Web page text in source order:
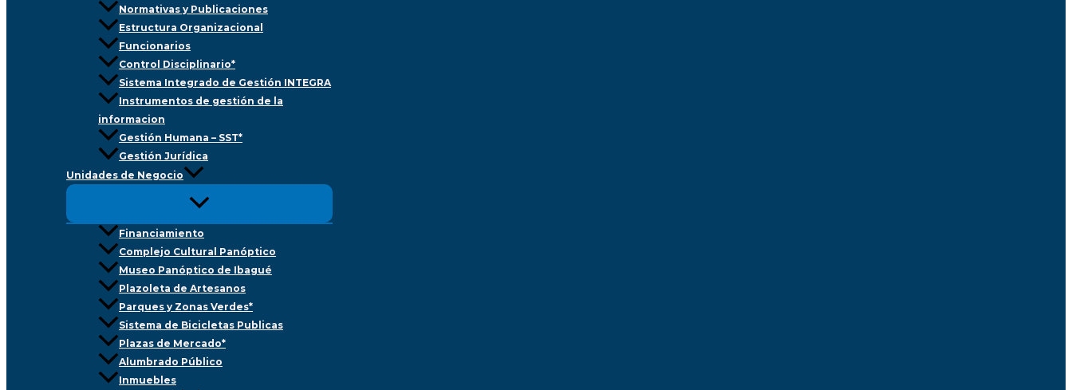
Normativas y Publicaciones
Estructura Organizacional
Funcionarios
Control Disciplinario*
Sistema Integrado de Gestión INTEGRA
Instrumentos de gestión de la
informacion
Gestión Humana – SST*
Gestión Jurídica
Unidades de Negocio
Financiamiento
Complejo Cultural Panóptico
Museo Panóptico de Ibagué
Plazoleta de Artesanos
Parques y Zonas Verdes*
Sistema de Bicicletas Publicas
Plazas de Mercado*
Alumbrado Público
Inmuebles